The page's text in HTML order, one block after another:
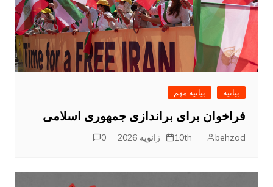
بیانیه بیانیه مهم
فراخوان برای براندازی جمهوری اسلامی
behzad 10th ژانویه 2026 0